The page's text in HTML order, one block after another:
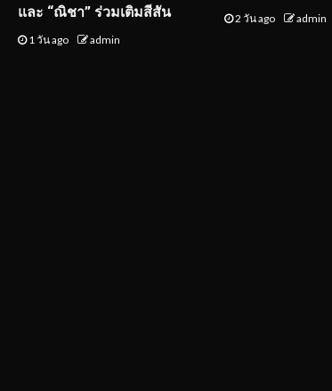
และ “ณิชา” ร่วมเติมสีสัน
1 วัน ago admin
2 วัน ago admin